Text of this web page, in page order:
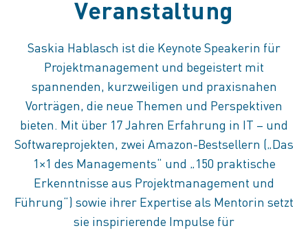
Veranstaltung
Saskia Hablasch ist die Keynote Speakerin für
Projektmanagement und begeistert mit
spannenden, kurzweiligen und praxisnahen
Vorträgen, die neue Themen und Perspektiven
bieten. Mit über 17 Jahren Erfahrung in IT – und
Softwareprojekten, zwei Amazon-Bestsellern („Das
1×1 des Managements“ und „150 praktische
Erkenntnisse aus Projektmanagement und
Führung“) sowie ihrer Expertise als Mentorin setzt
sie inspirierende Impulse für